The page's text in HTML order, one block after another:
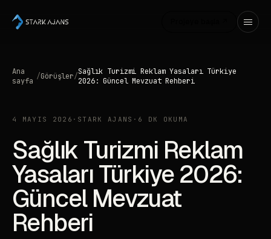
Ana
sayfa /Görüşler/Sağlık Turizmi Reklam Yasaları Türkiye
2026: Güncel Mevzuat Rehberi
4 MAYIS 2026 · STARK AJANS · 6 DK OKUMA
Sağlık Turizmi Reklam
Yasaları Türkiye 2026:
Güncel Mevzuat
Rehberi